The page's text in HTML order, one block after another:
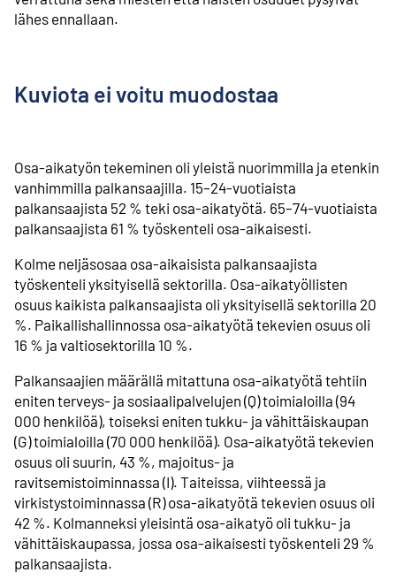
lähes ennallaan.
Kuviota ei voitu muodostaa
Osa-aikatyön tekeminen oli yleistä nuorimmilla ja etenkin
vanhimmilla palkansaajilla. 15–24-vuotiaista
palkansaajista 52 % teki osa-aikatyötä. 65–74-vuotiaista
palkansaajista 61 % työskenteli osa-aikaisesti.
Kolme neljäsosaa osa-aikaisista palkansaajista
työskenteli yksityisellä sektorilla. Osa-aikatyöllisten
osuus kaikista palkansaajista oli yksityisellä sektorilla 20
%. Paikallishallinnossa osa-aikatyötä tekevien osuus oli
16 % ja valtiosektorilla 10 %.
Palkansaajien määrällä mitattuna osa-aikatyötä tehtiin
eniten terveys- ja sosiaalipalvelujen (Q) toimialoilla (94
000 henkilöä), toiseksi eniten tukku- ja vähittäiskaupan
(G) toimialoilla (70 000 henkilöä). Osa-aikatyötä tekevien
osuus oli suurin, 43 %, majoitus- ja
ravitsemistoiminnassa (I). Taiteissa, viihteessä ja
virkistystoiminnassa (R) osa-aikatyötä tekevien osuus oli
42 %. Kolmanneksi yleisintä osa-aikatyö oli tukku- ja
vähittäiskaupassa, jossa osa-aikaisesti työskenteli 29 %
palkansaajista.